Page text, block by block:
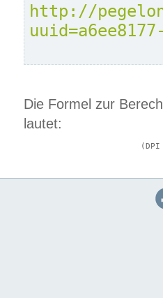
http://
Die Formel zur
lautet: